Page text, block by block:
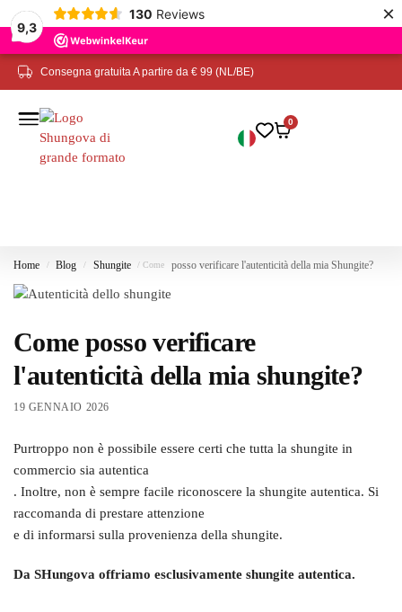
9,3
130 Reviews ×
Consegna gratuita A partire da € 99 (NL/BE)
0
Home / Blog / Shungite / Come posso verificare l'autenticità della mia Shungite?
Come posso verificare
l'autenticità della mia shungite?
19 GENNAIO 2026
Purtroppo non è possibile essere certi che tutta la shungite in
commercio sia autentica
. Inoltre, non è sempre facile riconoscere la shungite autentica. Si
raccomanda di prestare attenzione
e di informarsi sulla provenienza della shungite.
Da SHungova offriamo esclusivamente shungite autentica.